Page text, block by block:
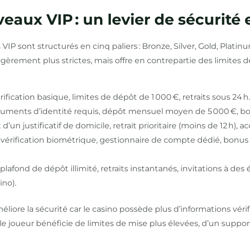
VIP : un levier de
sont structurés en cinq paliers : Bronze, Silver, Gold,
plus strictes, mais offre en contrepartie des limites
basique, limites de dépôt de 1 000 €, retraits sous 24 h.
d’identité requis, dépôt mensuel moyen de 5 000 €,
d’un justificatif de domicile, retrait prioritaire (moins de 12 h),
vérification biométrique, gestionnaire de compte dédié, bonus
plafond de dépôt illimité, retraits instantanés, invitations à des
la sécurité car le casino possède plus d’informations
joueur bénéficie de limites de mise plus élevées, d’un